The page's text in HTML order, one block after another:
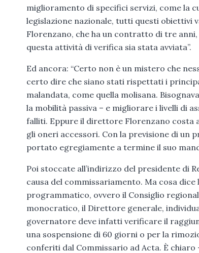
miglioramento di specifici servizi, come la
legislazione nazionale, tutti questi obiettivi
Florenzano, che ha un contratto di tre
questa attività di verifica sia stata avviata”.
Ed ancora: “Certo non è un mistero che
certo dire che siano stati rispettati i
malandata, come quella molisana.
la mobilità passiva – e migliorare i livelli di
falliti. Eppure il direttore Florenzano costa
gli oneri accessori. Con la previsione di un
portato egregiamente a termine il suo
Poi stoccate all’indirizzo del presidente di
causa del commissariamento. Ma cosa
programmatico, ovvero il Consiglio
monocratico, il Direttore generale,
governatore deve infatti verificare il
una sospensione di 60 giorni o per la
conferiti dal Commissario ad Acta. È chiaro